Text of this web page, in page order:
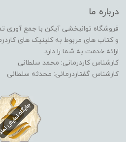
درباره ما
فروشگاه توانبخشی آیکن با جمع آوری
و کتاب های مربوط به کلینیک های
ارائه خدمت به شما را دارد.
کارشناس کاردرمانی: محمد سلطانی
کارشناس گفتاردرمانی: محدثه سلطانی